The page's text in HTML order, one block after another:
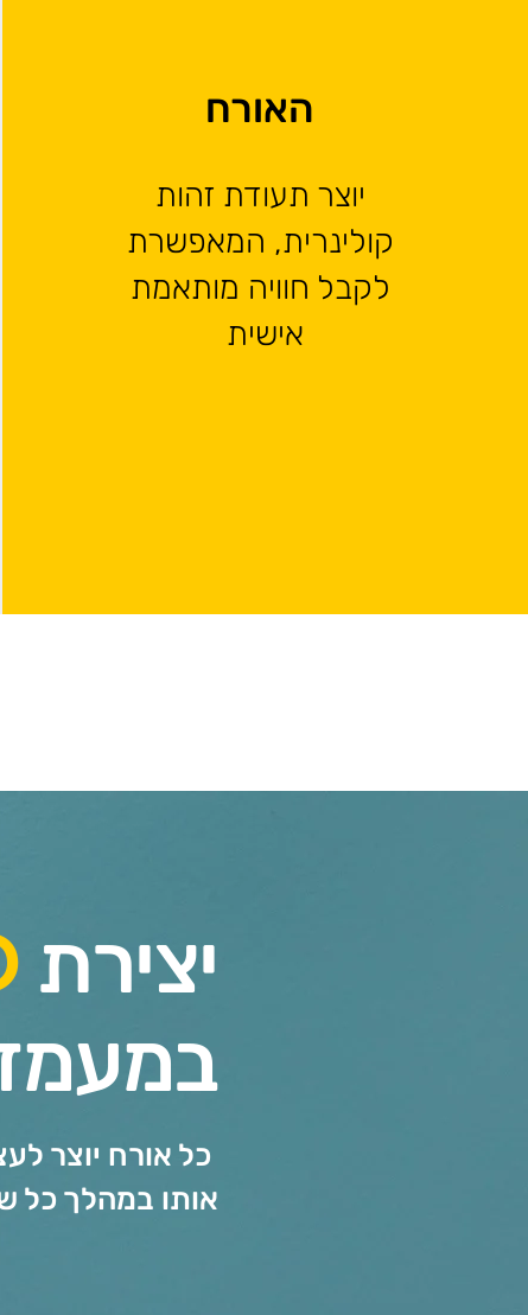
יצירת
כל אורח יוצר
אותו במהלך כל
האורח
יוצר תעודת זהות
קולינרית, המאפשרת
לקבל חוויה מותאמת
אישית